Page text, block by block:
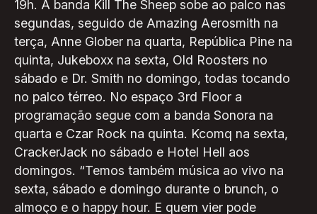
19h. A banda Kill The Sheep sobe ao palco nas
segundas, seguido de Amazing Aerosmith na
terça, Anne Glober na quarta, República Pine na
quinta, Jukeboxx na sexta, Old Roosters no
sábado e Dr. Smith no domingo, todas tocando
no palco térreo. No espaço 3rd Floor a
programação segue com a banda Sonora na
quarta e Czar Rock na quinta. Kcomq na sexta,
CrackerJack no sábado e Hotel Hell aos
domingos. “Temos também música ao vivo na
sexta, sábado e domingo durante o brunch, o
almoço e o happy hour. E quem vier pode